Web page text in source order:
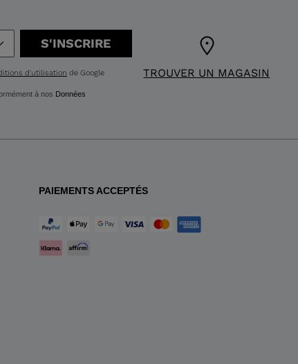
TROUVER UN MAGASIN
S'INSCRIRE
d'utilisation de Google
à nos Données
PAIEMENTS ACCEPTÉS